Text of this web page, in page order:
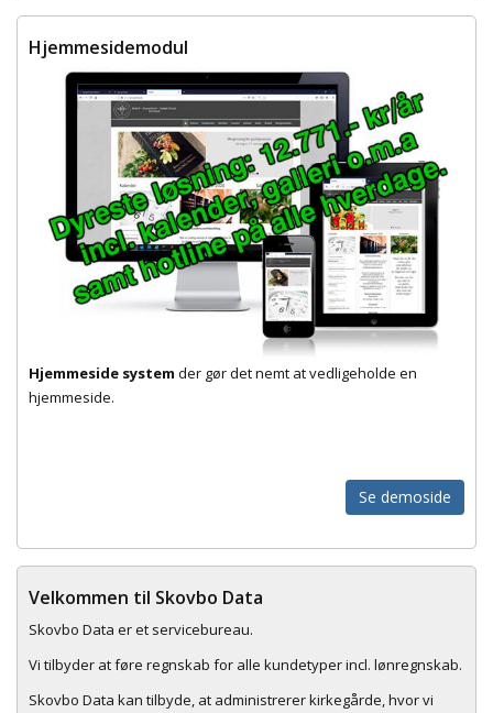
Hjemmesidemodul
Hjemmeside system der gør det nemt at vedligeholde en
hjemmeside.
Se demoside
Velkommen til Skovbo Data
Skovbo Data er et servicebureau.
Vi tilbyder at føre regnskab for alle kundetyper incl. lønregnskab.
Skovbo Data kan tilbyde, at administrerer kirkegårde, hvor vi